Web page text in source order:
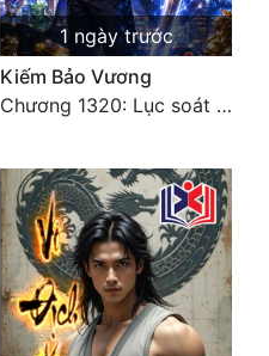
1 ngày trước
Kiếm Bảo Vương
Chương 1320: Lục soát cho ta!